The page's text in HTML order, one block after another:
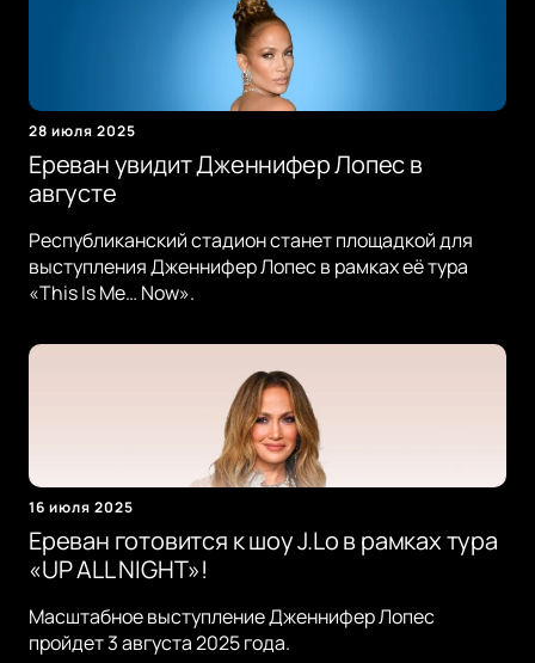
28 июля 2025
Ереван увидит Дженнифер Лопес в
августе
Республиканский стадион станет площадкой для
выступления Дженнифер Лопес в рамках её тура
«This Is Me… Now».
16 июля 2025
Ереван готовится к шоу J.Lo в рамках тура
«UP ALL NIGHT»!
Масштабное выступление Дженнифер Лопес
пройдет 3 августа 2025 года.